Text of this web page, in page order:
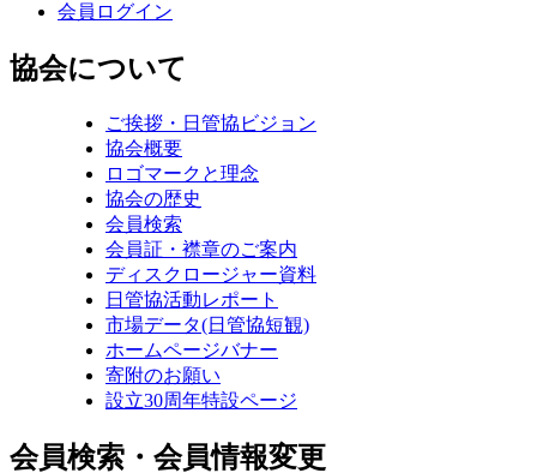
会員ログイン
協会について
ご挨拶・日管協ビジョン
協会概要
ロゴマークと理念
協会の歴史
会員検索
会員証・襟章のご案内
ディスクロージャー資料
日管協活動レポート
市場データ(日管協短観)
ホームページバナー
寄附のお願い
設立30周年特設ページ
会員検索・会員情報変更